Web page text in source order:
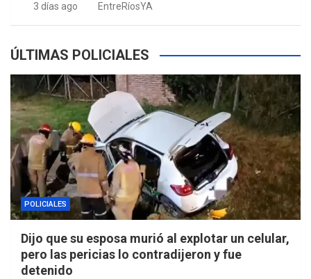
3 días ago EntreRíosYA
ÚLTIMAS POLICIALES
POLICIALES
Dijo que su esposa murió al explotar un celular,
pero las pericias lo contradijeron y fue
detenido